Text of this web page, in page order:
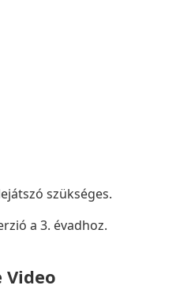
szükséges.
a 3. évadhoz.
Video